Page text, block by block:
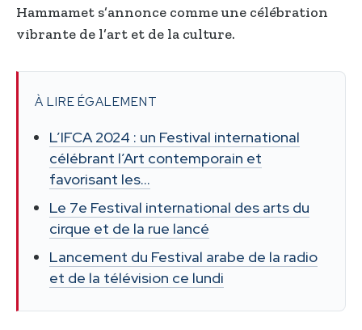
Hammamet s’annonce comme une célébration
vibrante de l’art et de la culture.
À LIRE ÉGALEMENT
L’IFCA 2024 : un Festival international
célébrant l’Art contemporain et
favorisant les…
Le 7e Festival international des arts du
cirque et de la rue lancé
Lancement du Festival arabe de la radio
et de la télévision ce lundi